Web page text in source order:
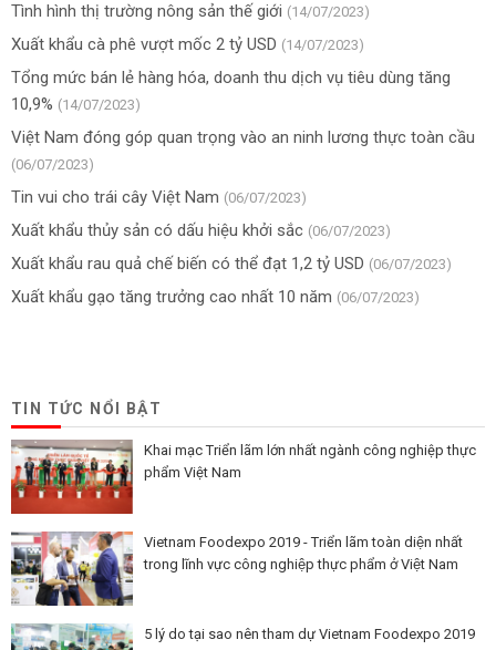
Tình hình thị trường nông sản thế giới (14/07/2023)
Xuất khẩu cà phê vượt mốc 2 tỷ USD (14/07/2023)
Tổng mức bán lẻ hàng hóa, doanh thu dịch vụ tiêu dùng tăng
10,9% (14/07/2023)
Việt Nam đóng góp quan trọng vào an ninh lương thực toàn cầu
(06/07/2023)
Tin vui cho trái cây Việt Nam (06/07/2023)
Xuất khẩu thủy sản có dấu hiệu khởi sắc (06/07/2023)
Xuất khẩu rau quả chế biến có thể đạt 1,2 tỷ USD (06/07/2023)
Xuất khẩu gạo tăng trưởng cao nhất 10 năm (06/07/2023)
TIN TỨC NỔI BẬT
Khai mạc Triển lãm lớn nhất ngành công nghiệp thực
phẩm Việt Nam
Vietnam Foodexpo 2019 - Triển lãm toàn diện nhất
trong lĩnh vực công nghiệp thực phẩm ở Việt Nam
5 lý do tại sao nên tham dự Vietnam Foodexpo 2019